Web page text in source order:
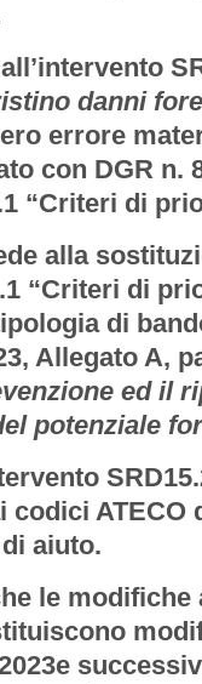
danni
errore
con DGR n.
“Criteri di
alla
“Criteri di
di
Allegato A,
ed il
potenziale
ATECO
aiuto.
le